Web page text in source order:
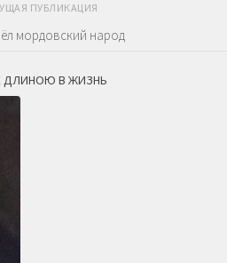
ПУБЛИКАЦИЯ
мордовский народ
ДЛИНОЮ В ЖИЗНЬ